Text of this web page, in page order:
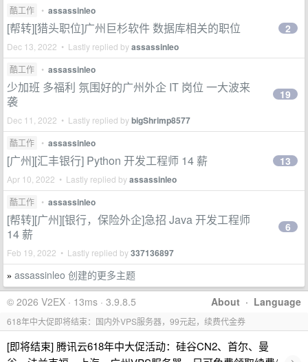
酷工作
• assassinleo
[帮转][猎头职位]广州巨杉软件 数据库相关的职位
Dec 13, 2022 • Lastly replied byassassinleo
2
酷工作 • assassinleo
少加班 多福利 氛围好的广州外企 IT 岗位 一大波来
袭
Dec 11, 2022 • Lastly replied bybigShrimp8577
19
酷工作 • assassinleo
[广州][汇丰银行] Python 开发工程师 14 薪
Apr 10, 2022 • Lastly replied byassassinleo
13
酷工作 • assassinleo
[帮转][广州][银行，保险外企]急招 Java 开发工程师
14 薪
Feb 19, 2022 • Lastly replied by337136897
6
» assassinleo 创建的更多主题
About · Language
© 2026 V2EX · 13ms · 3.9.8.5
618年中大促即将结束：国内外VPS服务器，99元起，续费代金券
[即将结束] 腾讯云618年中大促活动：硅谷CN2、首尔、曼